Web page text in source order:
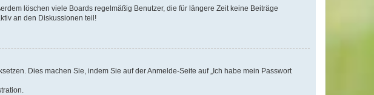
löschen viele Boards regelmäßig Benutzer, die für längere Zeit keine Beiträge
an den Diskussionen teil!
Dies machen Sie, indem Sie auf der Anmelde-Seite auf „Ich habe mein Passwort